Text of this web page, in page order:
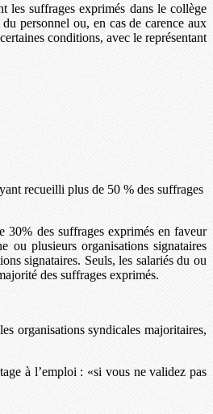
les suffrages exprimés dans le collège
personnel ou, en cas de carence aux
conditions, avec le représentant
recueilli plus de 50 % des suffrages
30% des suffrages exprimés en faveur
ou plusieurs organisations signataires
signataires. Seuls, les salariés du ou
des suffrages exprimés.
organisations syndicales majoritaires,
à l’emploi : «si vous ne validez pas